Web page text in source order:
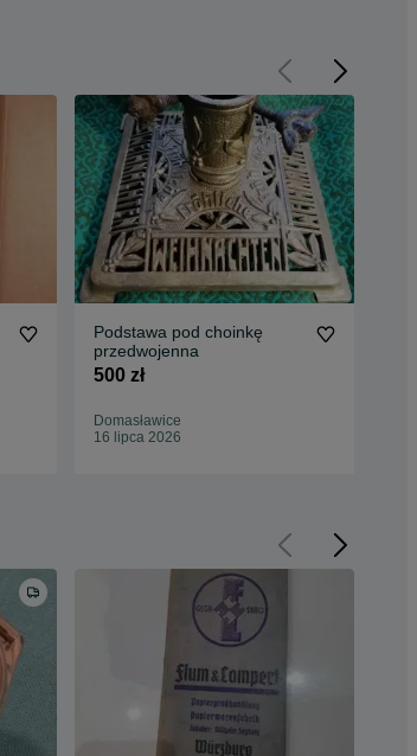
Podstawa pod choinkę
przedwojenna
500 zł
Domasławice
16 lipca 2026